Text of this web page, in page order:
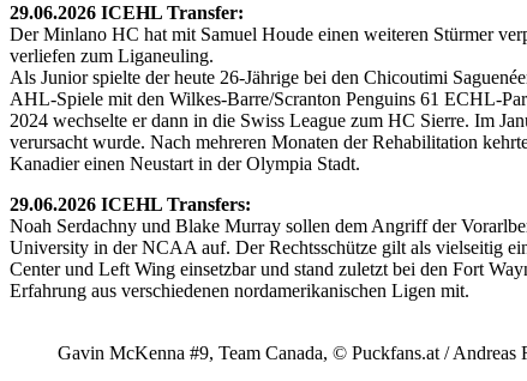
29.06.2026 ICEHL Transfer:
Der Minlano HC hat mit Samuel Houde einen weiteren Stürmer
verliefen zum Liganeuling.
Als Junior spielte der heute 26-Jährige bei den Chicoutimi
AHL-Spiele mit den Wilkes-Barre/Scranton Penguins 61 ECHL-
2024 wechselte er dann in die Swiss League zum HC Sierre. Im
verursacht wurde. Nach mehreren Monaten der Rehabilitation
Kanadier einen Neustart in der Olympia Stadt.
29.06.2026 ICEHL Transfers:
Noah Serdachny und Blake Murray sollen dem Angriff der
University in der NCAA auf. Der Rechtsschütze gilt als vielseitig
Center und Left Wing einsetzbar und stand zuletzt bei den Fort
Erfahrung aus verschiedenen nordamerikanischen Ligen mit.
Gavin McKenna #9, Team Canada, © Puckfans.at / Andreas